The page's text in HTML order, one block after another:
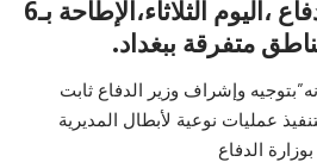
التابعة الى وزارة الدفاع ،اليوم الثلاثاء،الإطاحة بـ6
متفرقة ببغداد.
وإشراف وزير الدفاع ثابت
عمليات نوعية لأبطال المديرية
الدفاع